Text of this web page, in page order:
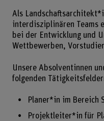
Als
interdisziplinären Teams
bei der Entwicklung und
Wettbewerben,
Unsere Absolventinnen
folgenden
Planer*in im Bereich
Projektleiter*in für